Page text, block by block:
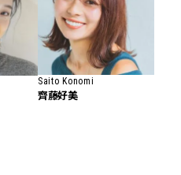
Saito Konomi
齊藤好美